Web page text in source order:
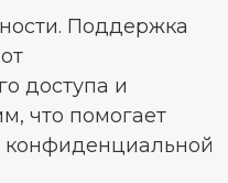
Поддержка
доступа и
что помогает
конфиденциальной